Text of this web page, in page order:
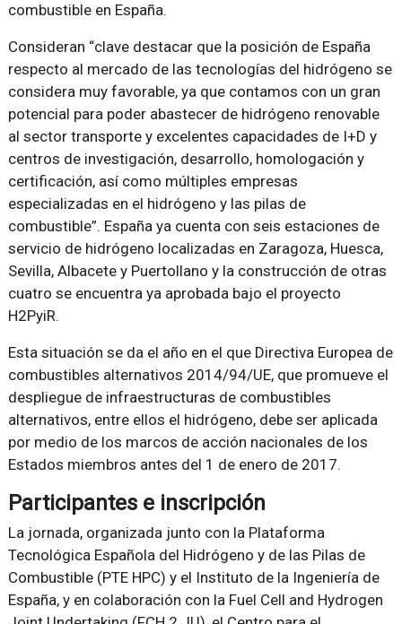
combustible en España.
Consideran clave destacar que la posición de España
respecto al mercado de las tecnologías del hidrógeno se
considera muy favorable, ya que contamos con un gran
potencial para poder abastecer de hidrógeno renovable
al sector transporte y excelentes capacidades de I+D y
centros de investigación, desarrollo, homologación y
certificación, así como múltiples empresas
especializadas en el hidrógeno y las pilas de
combustible . España ya cuenta con seis estaciones de
servicio de hidrógeno localizadas en Zaragoza, Huesca,
Sevilla, Albacete y Puertollano y la construcción de otras
cuatro se encuentra ya aprobada bajo el proyecto
H2PyiR.
Esta situación se da el año en el que Directiva Europea de
combustibles alternativos 2014/94/UE, que promueve el
despliegue de infraestructuras de combustibles
alternativos, entre ellos el hidrógeno, debe ser aplicada
por medio de los marcos de acción nacionales de los
Estados miembros antes del 1 de enero de 2017.
Participantes e inscripción
La jornada, organizada junto con la Plataforma
Tecnológica Española del Hidrógeno y de las Pilas de
Combustible (PTE HPC) y el Instituto de la Ingeniería de
España, y en colaboración con la Fuel Cell and Hydrogen